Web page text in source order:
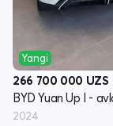
Yangi
266 700 000 UZS
BYD Yuan Up I -
2024